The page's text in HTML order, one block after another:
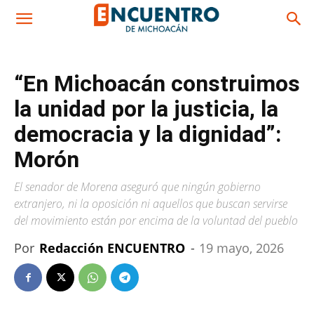
“En Michoacán construimos
la unidad por la justicia, la
democracia y la dignidad”:
Morón
El senador de Morena aseguró que ningún gobierno
extranjero, ni la oposición ni aquellos que buscan servirse
del movimiento están por encima de la voluntad del pueblo
Por Redacción ENCUENTRO - 19 mayo, 2026